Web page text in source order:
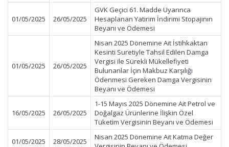
01/05/2025 26/05/2025
GVK Geçici 61. Madde Uyarınca
Hesaplanan Yatırım İndirimi Stopajının
Beyanı ve Ödemesi
01/05/2025 26/05/2025
Nisan 2025 Dönemine Ait İstihkaktan
Kesinti Suretiyle Tahsil Edilen Damga
Vergisi ile Sürekli Mükellefiyeti
Bulunanlar İçin Makbuz Karşılığı
Ödenmesi Gereken Damga Vergisinin
Beyanı ve Ödemesi
16/05/2025 26/05/2025
1-15 Mayıs 2025 Dönemine Ait Petrol ve
Doğalgaz Ürünlerine İlişkin Özel
Tüketim Vergisinin Beyanı ve Ödemesi
01/05/2025 28/05/2025
Nisan 2025 Dönemine Ait Katma Değer